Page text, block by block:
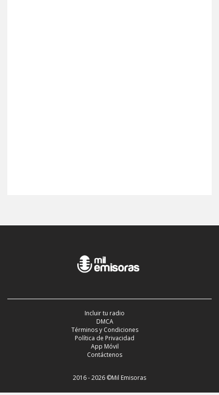
Incluir tu radio
DMCA
Términos y Condiciones
Política de Privacidad
App Móvil
Contáctenos
2016 - 2026 ©Mil Emisoras